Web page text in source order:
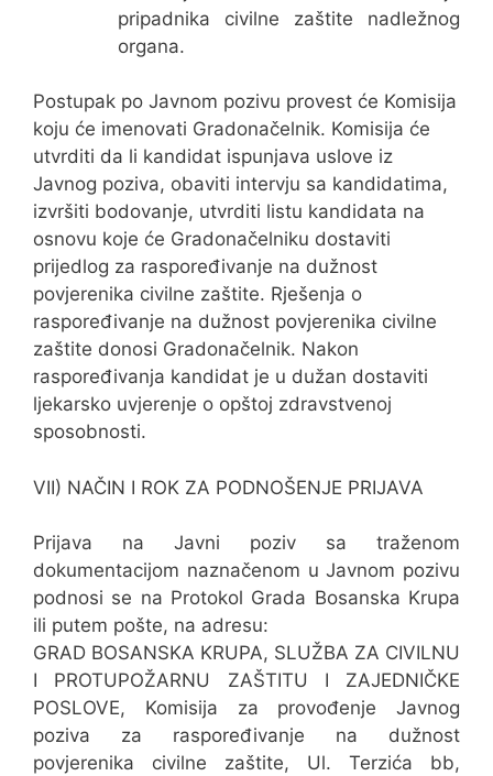
pripadnika civilne zaštite nadležnog
organa.
Postupak po Javnom pozivu provest će Komisija
koju će imenovati Gradonačelnik. Komisija će
utvrditi da li kandidat ispunjava uslove iz
Javnog poziva, obaviti intervju sa kandidatima,
izvršiti bodovanje, utvrditi listu kandidata na
osnovu koje će Gradonačelniku dostaviti
prijedlog za raspoređivanje na dužnost
povjerenika civilne zaštite. Rješenja o
raspoređivanje na dužnost povjerenika civilne
zaštite donosi Gradonačelnik. Nakon
raspoređivanja kandidat je u dužan dostaviti
ljekarsko uvjerenje o opštoj zdravstvenoj
sposobnosti.
VII) NAČIN I ROK ZA PODNOŠENJE PRIJAVA
Prijava na Javni poziv sa traženom
dokumentacijom naznačenom u Javnom pozivu
podnosi se na Protokol Grada Bosanska Krupa
ili putem pošte, na adresu:
GRAD BOSANSKA KRUPA, SLUŽBA ZA CIVILNU
I PROTUPOŽARNU ZAŠTITU I ZAJEDNIČKE
POSLOVE, Komisija za provođenje Javnog
poziva za raspoređivanje na dužnost
povjerenika civilne zaštite, Ul. Terzića bb,